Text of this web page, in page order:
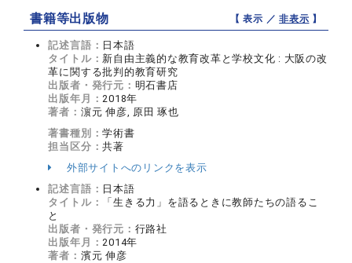
書籍等出版物 【 表示 ／非表示 】
記述言語： 日本語
タイトル： 新自由主義的な教育改革と学校文化 : 大阪の改
革に関する批判的教育研究
出版者・発行元： 明石書店
出版年月：2018年
著者： 濵元 伸彦, 原田 琢也
著書種別：学術書
担当区分：共著
外部サイトへのリンクを表示
記述言語： 日本語
タイトル：
「生きる力」を語るときに教師たちの語るこ
と
出版者・発行元： 行路社
出版年月：2014年
著者： 濱元 伸彦